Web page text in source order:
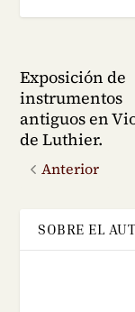
Exposición de
instrumentos
antiguos en
de Luthier.
Anterior
SOBRE EL